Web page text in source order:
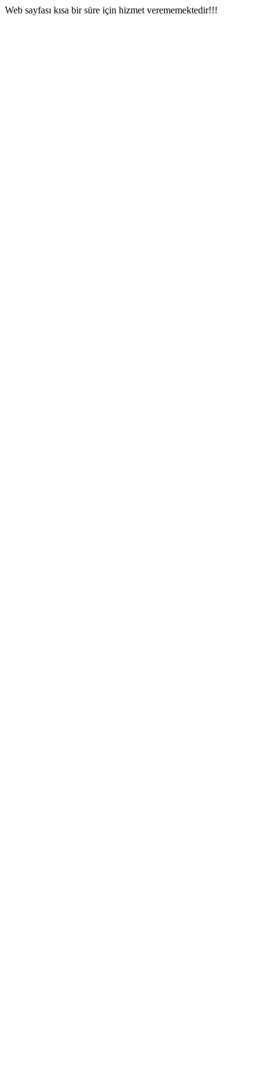
Web sayfası kısa bir süre için hizmet verememektedir!!!